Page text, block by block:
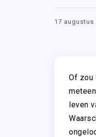
17 augustus
Of zou
leven